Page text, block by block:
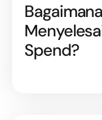
Spend?